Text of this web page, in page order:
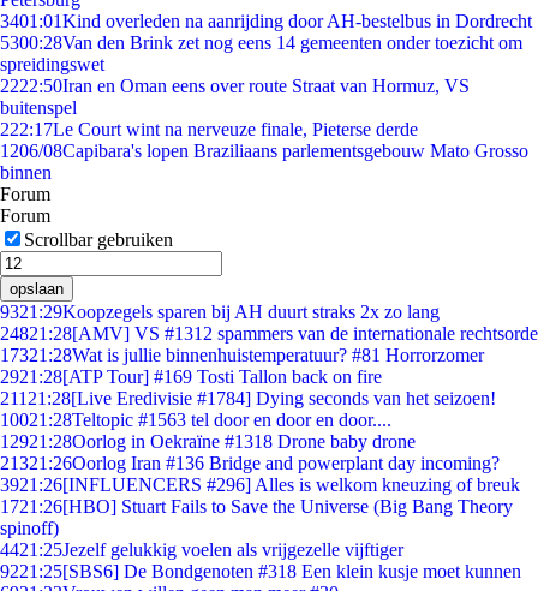
3401:01Kind overleden na aanrijding door AH-bestelbus in Dordrecht
5300:28Van den Brink zet nog eens 14 gemeenten onder toezicht om
spreidingswet
2222:50Iran en Oman eens over route Straat van Hormuz, VS
buitenspel
222:17Le Court wint na nerveuze finale, Pieterse derde
1206/08Capibara's lopen Braziliaans parlementsgebouw Mato Grosso
binnen
Forum
Forum
Scrollbar gebruiken
opslaan
9321:29Koopzegels sparen bij AH duurt straks 2x zo lang
24821:28[AMV] VS #1312 spammers van de internationale rechtsorde
17321:28Wat is jullie binnenhuistemperatuur? #81 Horrorzomer
2921:28[ATP Tour] #169 Tosti Tallon back on fire
211 21:28[Live Eredivisie #1784] Dying seconds van het seizoen!
10021:28Teltopic #1563 tel door en door en door....
12921:28Oorlog in Oekraïne #1318 Drone baby drone
21321:26Oorlog Iran #136 Bridge and powerplant day incoming?
3921:26[INFLUENCERS #296] Alles is welkom kneuzing of breuk
1721:26[HBO] Stuart Fails to Save the Universe (Big Bang Theory
spinoff)
4421:25Jezelf gelukkig voelen als vrijgezelle vijftiger
9221:25[SBS6] De Bondgenoten #318 Een klein kusje moet kunnen